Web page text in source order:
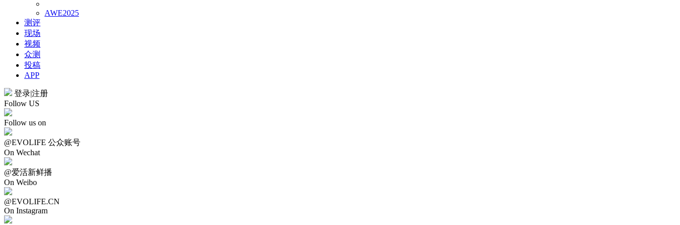
AWE2025
测评
现场
视频
众测
投稿
APP
登录|注册
Follow US
Follow us on
@EVOLIFE 公众账号
On Wechat
@爱活新鲜播
On Weibo
@EVOLIFE.CN
On Instagram